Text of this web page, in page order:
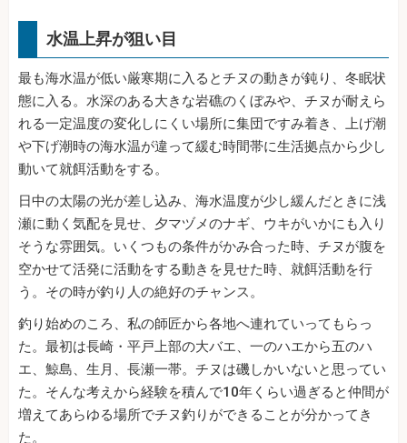
水温上昇が狙い目
最も海水温が低い厳寒期に入るとチヌの動きが鈍り、冬眠状
態に入る。水深のある大きな岩礁のくぼみや、チヌが耐えら
れる一定温度の変化しにくい場所に集団ですみ着き、上げ潮
や下げ潮時の海水温が違って緩む時間帯に生活拠点から少し
動いて就餌活動をする。
日中の太陽の光が差し込み、海水温度が少し緩んだときに浅
瀬に動く気配を見せ、夕マヅメのナギ、ウキがいかにも入り
そうな雰囲気。いくつもの条件がかみ合った時、チヌが腹を
空かせて活発に活動をする動きを見せた時、就餌活動を行
う。その時が釣り人の絶好のチャンス。
釣り始めのころ、私の師匠から各地へ連れていってもらっ
た。最初は長崎・平戸上部の大バエ、一のハエから五のハ
エ、鯨島、生月、長瀬一帯。チヌは磯しかいないと思ってい
た。そんな考えから経験を積んで10年くらい過ぎると仲間が
増えてあらゆる場所でチヌ釣りができることが分かってき
た。